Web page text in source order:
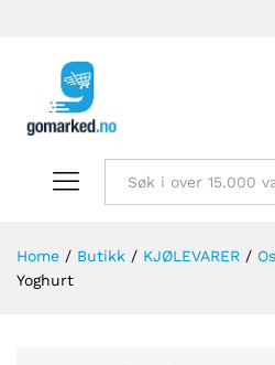
Home / Butikk / KJØLEVARER /
Yoghurt